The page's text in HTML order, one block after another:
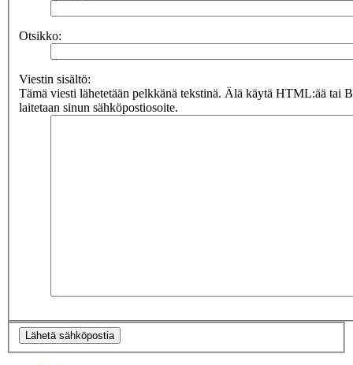
Otsikko:
Viestin sisältö:
Tämä viesti lähetetään pelkkänä tekstinä. Älä käytä HTML:ää tai
laitetaan sinun sähköpostiosoite.